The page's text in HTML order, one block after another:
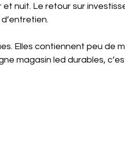
nuit. Le retour sur
Elles contiennent peu de
magasin led durables,